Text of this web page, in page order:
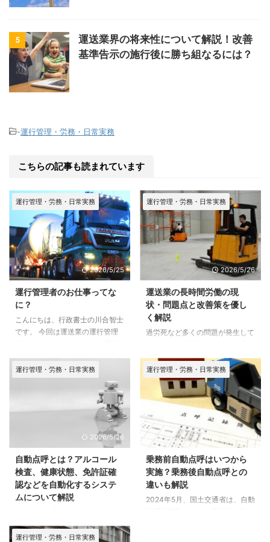
5
運送業界の将来性について解説！改善
基準告示の施行後に勝ち組なるには？
-運行管理・労務・日常実務
こちらの記事も読まれています
運行管理・労務・日常実務
2026/5/25
運行管理者のお仕事ってな
に？
こんにちは、行政書士の川合智士
です。 今回は運送業の運行管理
上、営業所ごとに定められた数
（ドライバー29人までは1人、以
後30人を超えるごとに1人ずつ増
加）の運行管理者を配置し、 点
呼によりドライバーの健康状態の
把握 安全な走行を確保するため
の具体的な指示 ドライバーの勤
に対する指導監督 国への事業用
自動車の自己報告等 により、安
全運行の確保を図ることとされて
います。 点呼の重要性 上記のと
運行管理・労務・日常実務
2026/5/26
運送業の長時間労働の現
状・問題点と改善策を優し
く解説
過労死など多くの問題が発生して
働の改善が求められています。で
は運送業の長時間労働の現状はい
かなるものであり、どのように改
善されるべきなのでしょうか。
そこで、この記事では 運送業が
長時間労働になる理由や、その問
題点、改善策などについて解説し
ていきます。 運送業が長時間労
働になる理由 厚生労働省は、
「平成28年度過労死等に関する
実態把握のための労働・社会面の
調査研究事業報告書」を公表して
います。そのなかで自動車労働従
運行管理・労務・日常実務
2026/5/26
自動点呼とは？アルコール
検査、健康状態、免許証確
認などを自動化するシステ
ムについて解説
呼とは、国土交通省の認定を受け
た機器・システムを使い、運行管
運行管理・労務・日常実務
2026/5/25
乗務前自動点呼はいつから
実施？乗務後自動点呼との
違いも解説
2024年5月、国土交通省は、自動
運行管理・労務・日常実務